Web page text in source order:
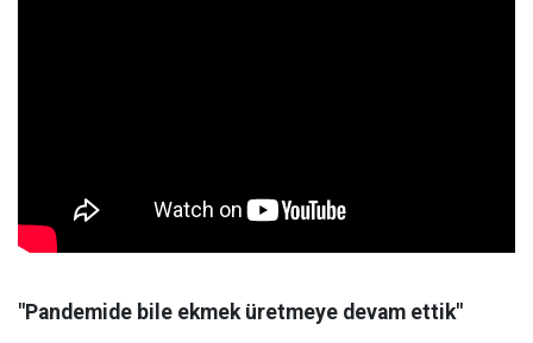
"Pandemide bile ekmek üretmeye devam ettik"